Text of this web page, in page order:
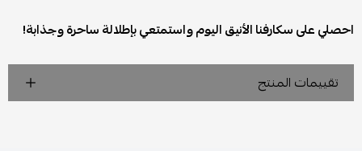
احصلي على سكارفنا الأنيق اليوم واستمتعي بإطلالة ساحرة وجذابة!
تقييمات المنتج